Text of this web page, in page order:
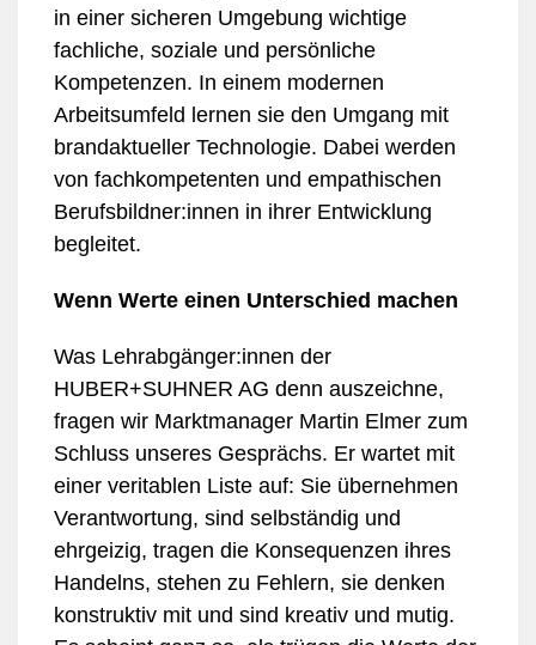
in einer sicheren Umgebung wichtige
fachliche, soziale und persönliche
Kompetenzen. In einem modernen
Arbeitsumfeld lernen sie den Umgang mit
brandaktueller Technologie. Dabei werden
von fachkompetenten und empathischen
Berufsbildner:innen in ihrer Entwicklung
begleitet.
Wenn Werte einen Unterschied machen
Was Lehrabgänger:innen der
HUBER+SUHNER AG denn auszeichne,
fragen wir Marktmanager Martin Elmer zum
Schluss unseres Gesprächs. Er wartet mit
einer veritablen Liste auf: Sie übernehmen
Verantwortung, sind selbständig und
ehrgeizig, tragen die Konsequenzen ihres
Handelns, stehen zu Fehlern, sie denken
konstruktiv mit und sind kreativ und mutig.